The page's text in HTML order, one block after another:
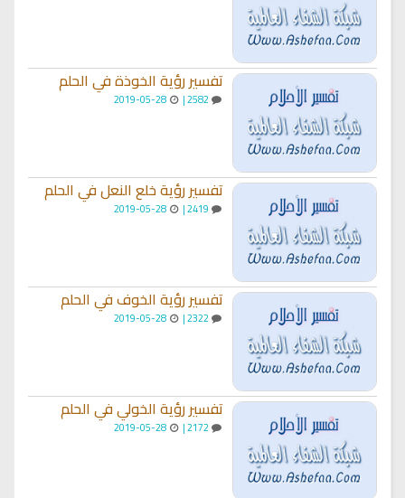
تفسير رؤية الخوذة في الحلم
2582 |
2019-05-28
تفسير رؤية خلع النعل في الحلم
2019-05-28
تفسير رؤية الخوف في الحلم
2322 |
2019-05-28
تفسير رؤية الخولي في الحلم
2172 |
2019-05-28